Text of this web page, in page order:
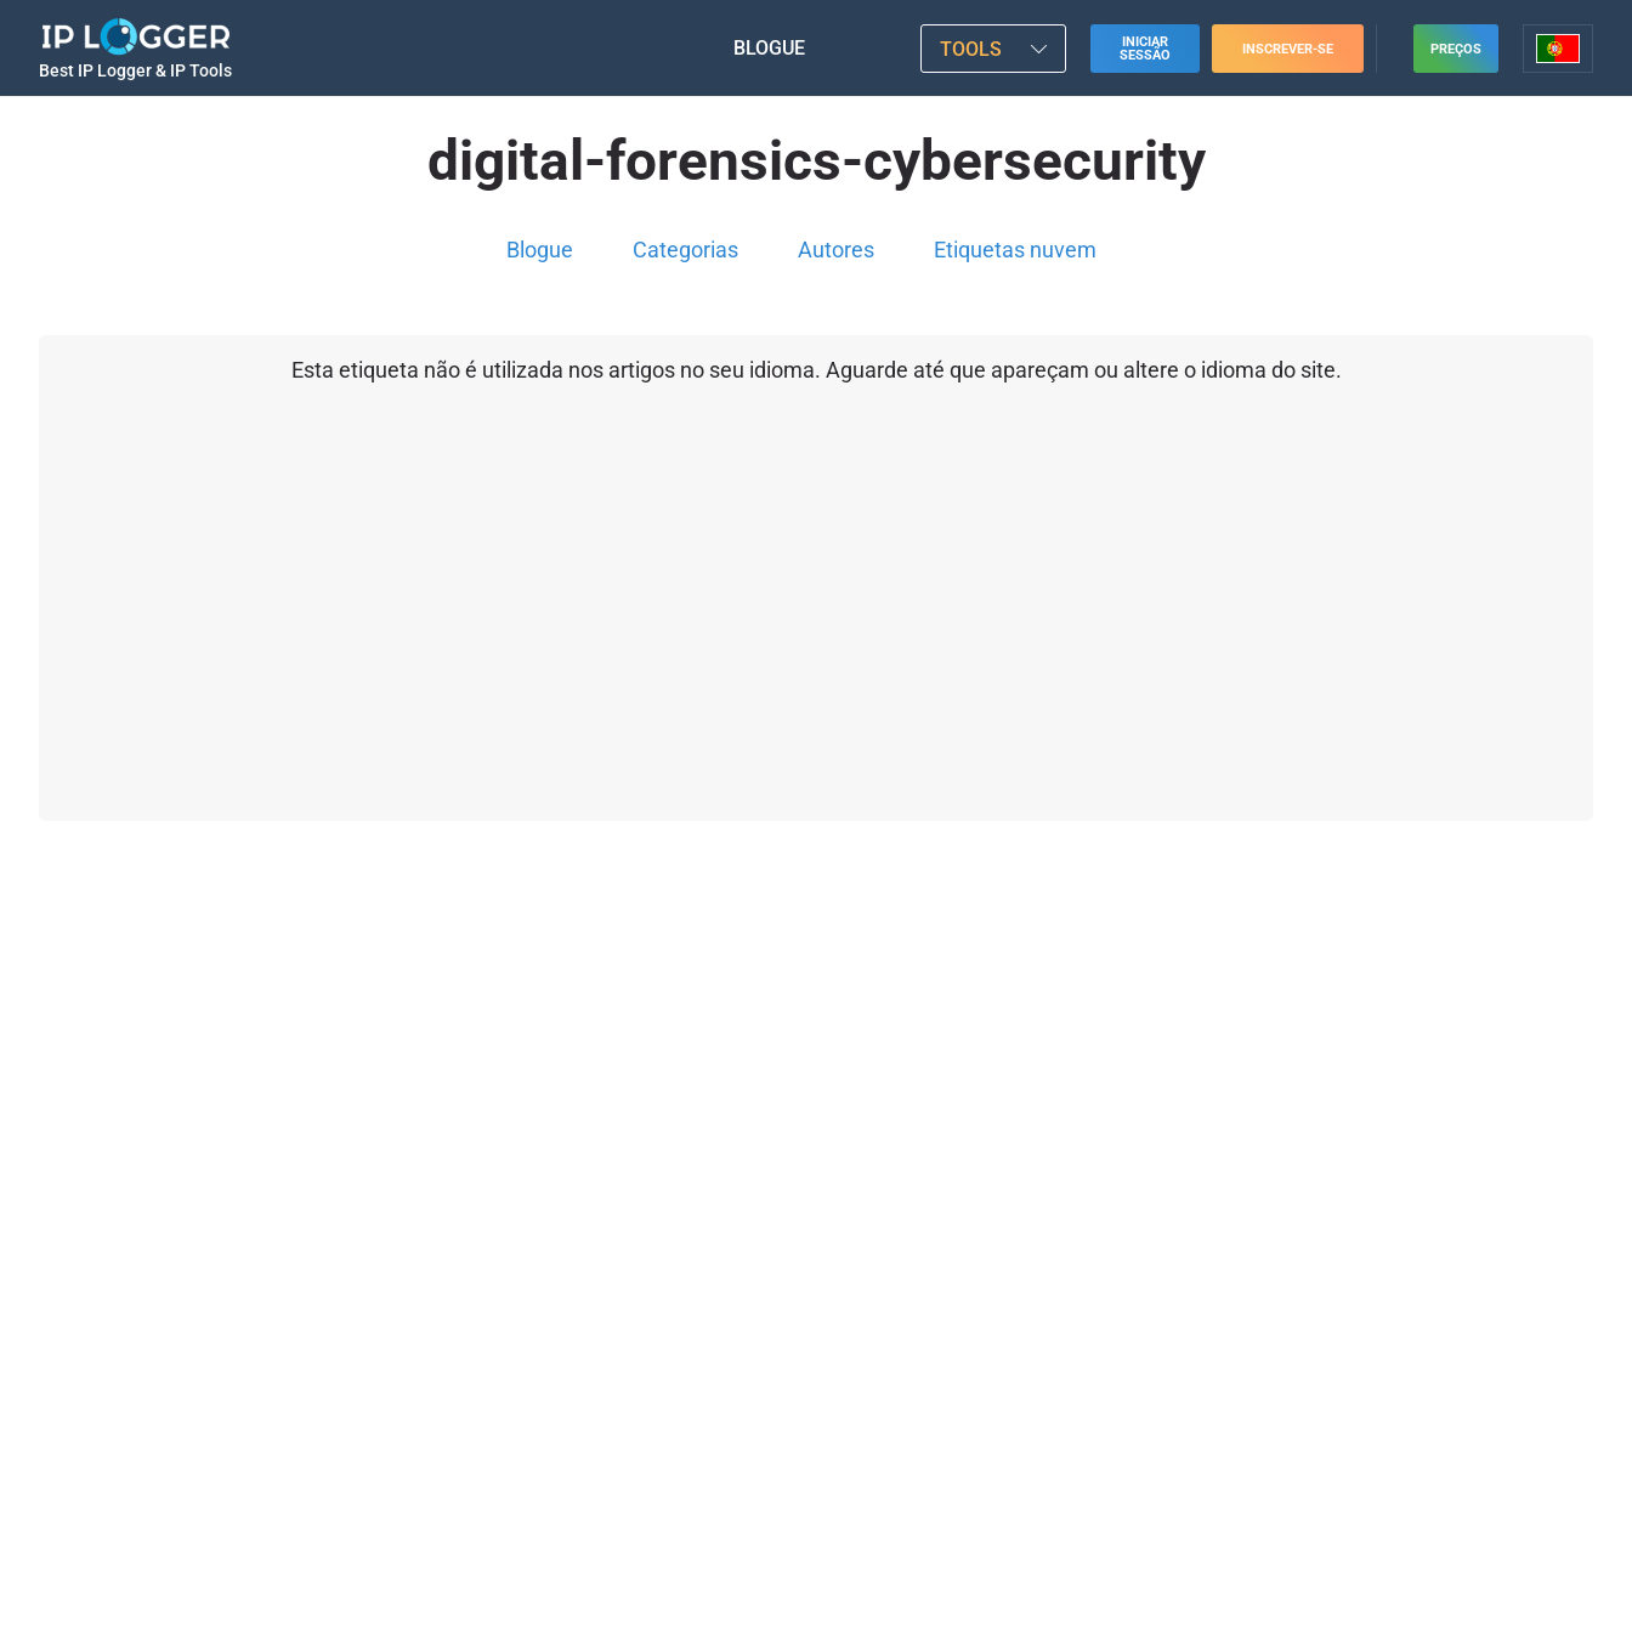
Best IP Logger & IP Tools
BLOGUE TOOLS
INICIAR
SESSÃO
INSCREVER-SE PREÇOS
digital-forensics-cybersecurity
Blogue Categorias Autores Etiquetas nuvem